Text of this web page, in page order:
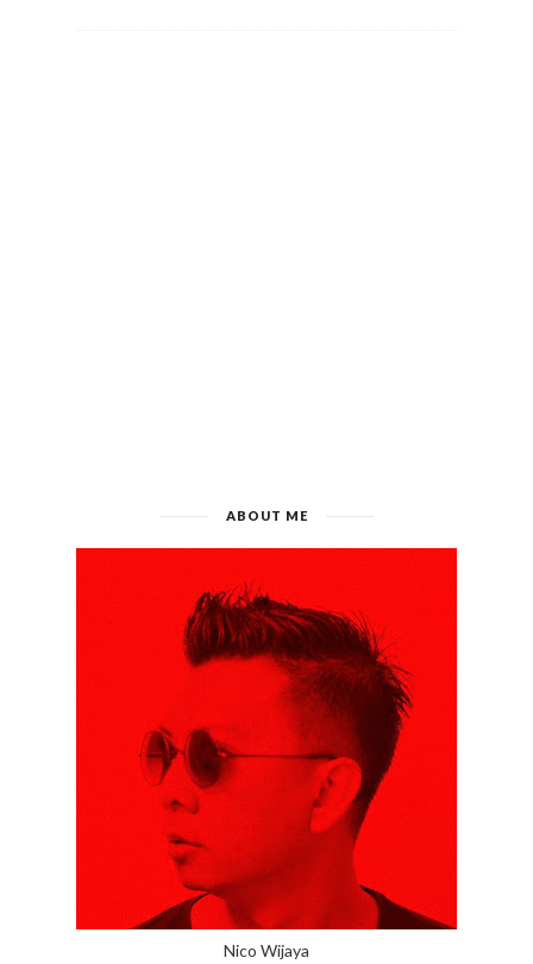
ABOUT ME
Nico Wijaya